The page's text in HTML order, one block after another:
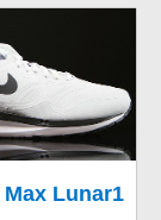
Lunar1